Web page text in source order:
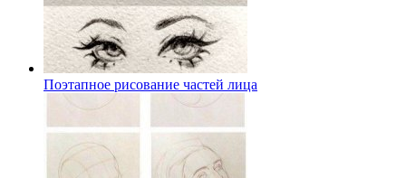
Поэтапное рисование частей лица